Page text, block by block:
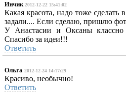
Инчик 2012-12-22 15:41:02
Какая красота, надо тоже
задали.... Если сделаю, пришлю
У Анастасии и Оксаны
Спасибо за идеи!!!
Ответить
Ольга 2012-12-24 14:17:29
Красиво, необычно!
Ответить